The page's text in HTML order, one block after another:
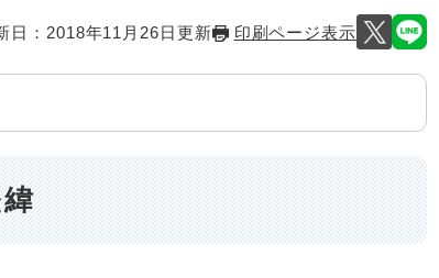
日：2018年11月26日更新 印刷ページ表示